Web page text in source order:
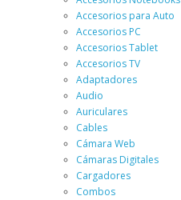
Accesorios para Auto
Accesorios PC
Accesorios Tablet
Accesorios TV
Adaptadores
Audio
Auriculares
Cables
Cámara Web
Cámaras Digitales
Cargadores
Combos